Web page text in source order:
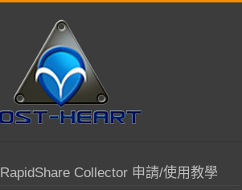
RapidShare Collector 申請/使用教學